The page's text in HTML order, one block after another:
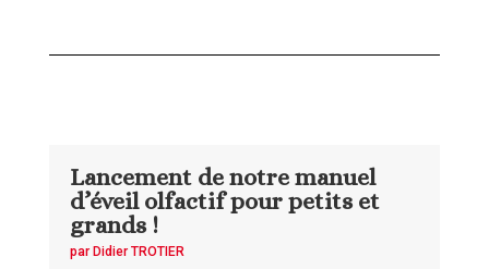
Lancement de notre manuel
d’éveil olfactif pour petits et
grands !
par Didier TROTIER